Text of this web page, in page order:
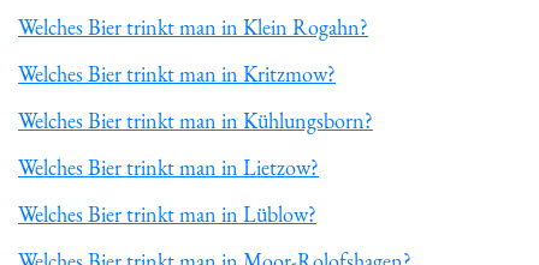
Welches Bier trinkt man in Klein Rogahn?
Welches Bier trinkt man in Kritzmow?
Welches Bier trinkt man in Kühlungsborn?
Welches Bier trinkt man in Lietzow?
Welches Bier trinkt man in Lüblow?